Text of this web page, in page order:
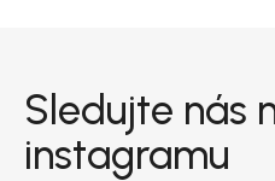
Sledujte nás
instagramu